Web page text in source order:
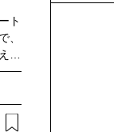
ト
、
し